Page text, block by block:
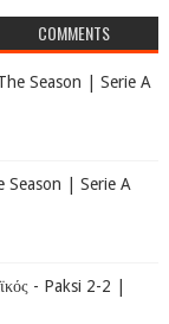
COMMENTS
Season | Serie A
Season | Serie A
- Paksi 2-2 |